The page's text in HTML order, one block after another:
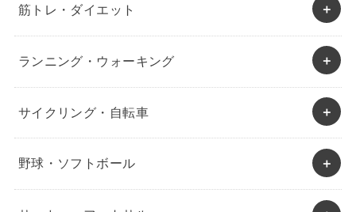
筋トレ・ダイエット
ランニング・ウォーキング
サイクリング・自転車
野球・ソフトボール